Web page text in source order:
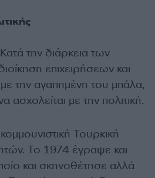
την διάρκεια των
επιχειρήσεων και
την αγαπημένη του μπάλα,
ασχολείται με την πολιτική.
Τουρκική
Το 1974 έγραψε και
και σκηνοθέτησε αλλά